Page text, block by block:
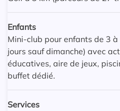
Enfants
Mini-club pour enfants de 3
jours sauf dimanche) avec
éducatives, aire de jeux,
buffet dédié.
Services